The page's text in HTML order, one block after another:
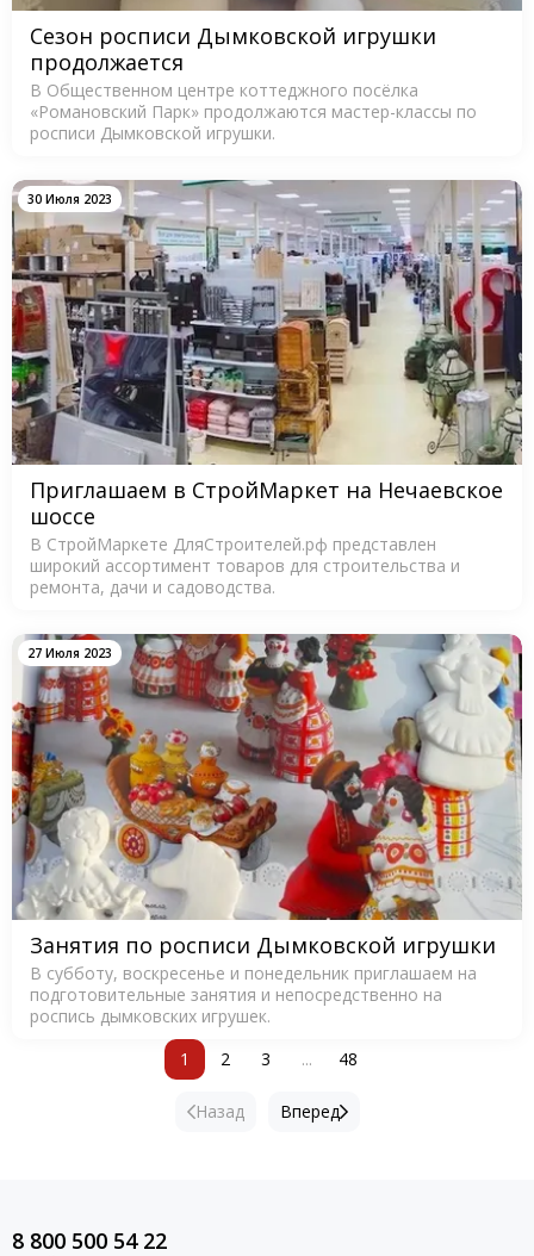
Сезон росписи Дымковской игрушки
продолжается
В Общественном центре коттеджного посёлка
«Романовский Парк» продолжаются мастер-классы по
росписи Дымковской игрушки.
30 Июля 2023
Приглашаем в СтройМаркет на Нечаевское
шоссе
В СтройМаркете ДляСтроителей.рф представлен
широкий ассортимент товаров для строительства и
ремонта, дачи и садоводства.
27 Июля 2023
Занятия по росписи Дымковской игрушки
В субботу, воскресенье и понедельник приглашаем на
подготовительные занятия и непосредственно на
роспись дымковских игрушек.
Назад
1 2 3 ... 48
Вперед
8 800 500 54 22